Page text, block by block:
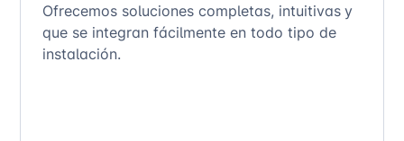
Ofrecemos soluciones completas, intuitivas y
que se integran fácilmente en todo tipo de
instalación.